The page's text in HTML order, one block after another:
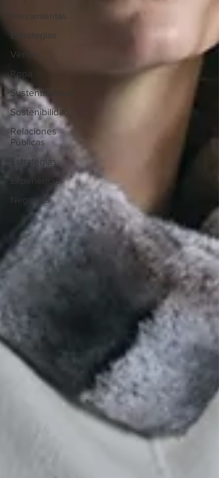
Herramientas
Estrategias
Ventas
Ropa
Sustentabilidad
Sostenibilidad
Relaciones
Públicas
Estrategias
Experiencia
Negocios